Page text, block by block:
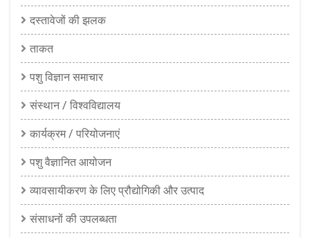
दस्तावेजों की झलक
ताकत
पशु विज्ञान समाचार
संस्थान / विश्वविद्यालय
कार्यक्रम / परियोजनाएं
पशु वैज्ञानित आयोजन
व्यावसायीकरण के लिए प्रौद्योगिकी और उत्पाद
संसाधनों की उपलब्धता